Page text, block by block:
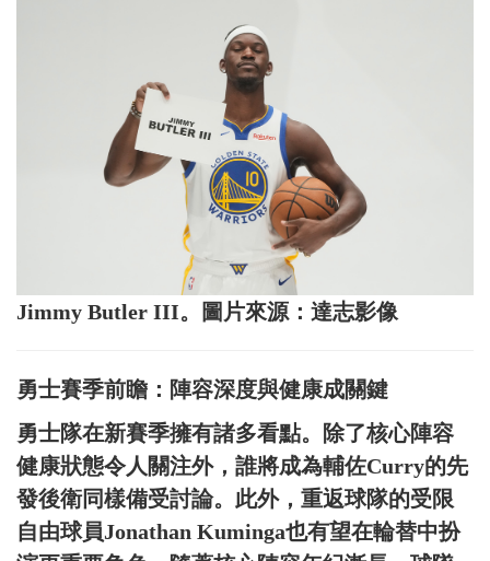
Jimmy Butler III。圖片來源：達志影像
勇士賽季前瞻：陣容深度與健康成關鍵
勇士隊在新賽季擁有諸多看點。除了核心陣容
健康狀態令人關注外，誰將成為輔佐Curry的先
發後衛同樣備受討論。此外，重返球隊的受限
自由球員Jonathan Kuminga也有望在輪替中扮